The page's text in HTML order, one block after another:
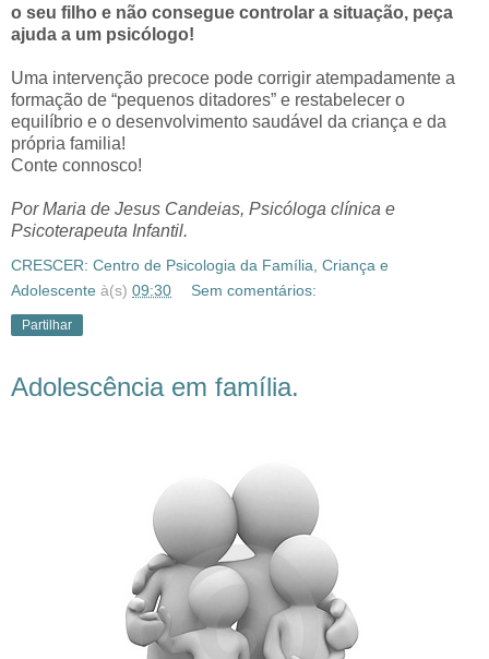
o seu filho e não consegue controlar a situação, peça
ajuda a um psicólogo!
Uma intervenção precoce pode corrigir atempadamente a
formação de “pequenos ditadores” e restabelecer o
equilíbrio e o desenvolvimento saudável da criança e da
própria familia!
Conte connosco!
Por Maria de Jesus Candeias, Psicóloga clínica e
Psicoterapeuta Infantil.
CRESCER: Centro de Psicologia da Família, Criança e
Adolescente à(s) 09:30 Sem comentários:
Partilhar
Adolescência em família.